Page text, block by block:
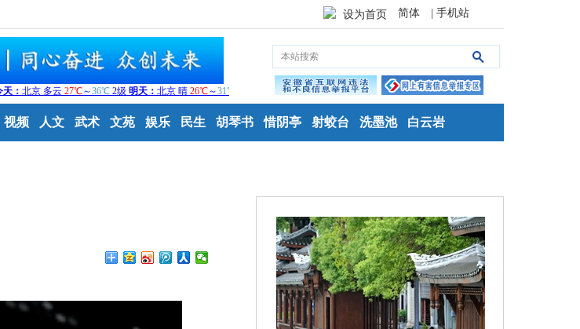
设为首页 简体 | 手机站
视频 人文 武术 文苑 娱乐 民生 胡琴书 惜阴亭 射蛟台 洗墨池 白云岩